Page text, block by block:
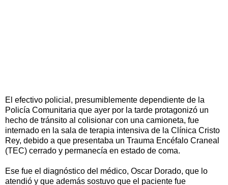
El efectivo policial, presumiblemente dependiente de la
Policía Comunitaria que ayer por la tarde protagonizó un
hecho de tránsito al colisionar con una camioneta, fue
internado en la sala de terapia intensiva de la Clínica Cristo
Rey, debido a que presentaba un Trauma Encéfalo Craneal
(TEC) cerrado y permanecía en estado de coma.
Ese fue el diagnóstico del médico, Oscar Dorado, que lo
atendió y que además sostuvo que el paciente fue